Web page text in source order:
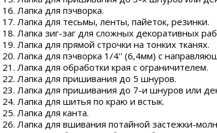
Лапка для пэчворка.
Лапка для тесьмы, ленты, пайеток, резинки.
Лапка зиг-заг для сложных декоративных
Лапка для прямой строчки на тонких тканях.
Лапка для пэчворка 1/4'' (6,4мм) с
Лапка для обработки края с ограничителем.
Лапка для пришивания до 5 шнуров.
Лапка для пришивания до 7-и шнуров или
Лапка для шитья по краю и встык.
Лапка для канта.
Лапка для вшивания потайной застежки-